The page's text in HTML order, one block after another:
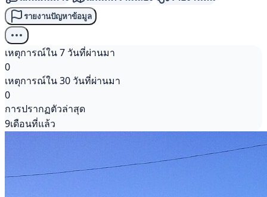
รายงานปัญหาข้อมูล
เหตุการณ์ใน 7 วันที่ผ่านมา
0
เหตุการณ์ใน 30 วันที่ผ่านมา
0
การปรากฏตัวล่าสุด
9เดือนที่แล้ว